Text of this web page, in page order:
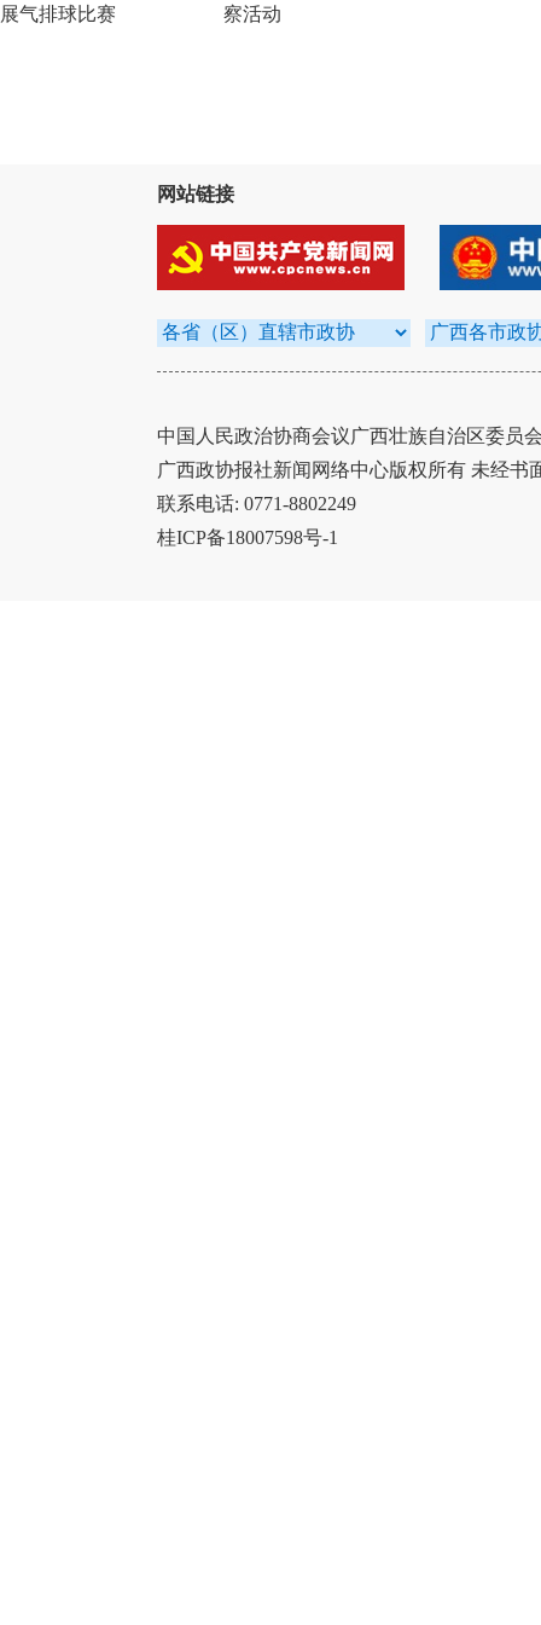
展气排球比赛
察活动
网站链接
中国人民政治协商会议广西壮族自治区委员
广西政协报社新闻网络中心版权所有 未经书
联系电话: 0771-8802249
桂ICP备18007598号-1